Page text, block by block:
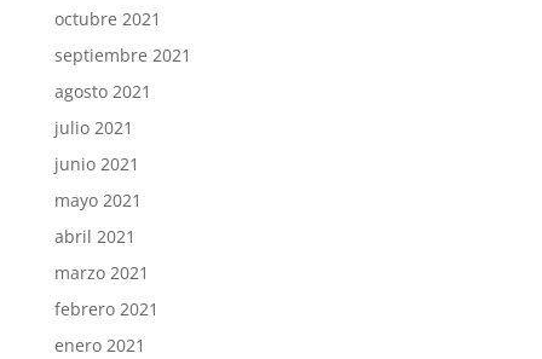
octubre 2021
septiembre 2021
agosto 2021
julio 2021
junio 2021
mayo 2021
abril 2021
marzo 2021
febrero 2021
enero 2021